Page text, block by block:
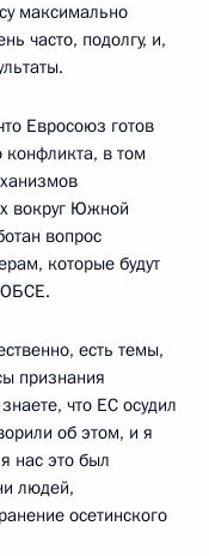
максимально
часто, подолгу, и,
Евросоюз готов
в том
вокруг Южной
вопрос
которые будут
ОБСЕ.
есть темы,
признания
что ЕС осудил
об этом, и я
нас это был
людей,
осетинского